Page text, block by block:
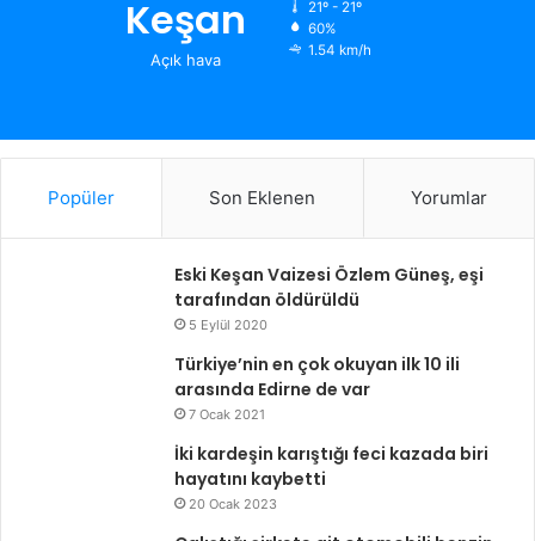
Keşan
Açık hava
21º - 21º
60%
1.54 km/h
Popüler Son Eklenen Yorumlar
Eski Keşan Vaizesi Özlem Güneş, eşi
tarafından öldürüldü
5 Eylül 2020
Türkiye’nin en çok okuyan ilk 10 ili
arasında Edirne de var
7 Ocak 2021
İki kardeşin karıştığı feci kazada biri
hayatını kaybetti
20 Ocak 2023